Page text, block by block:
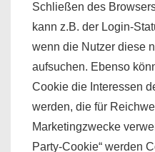
Schließen des
kann z.B. der Login-
wenn die Nutzer diese
aufsuchen. Ebenso
Cookie die Interessen
werden, die für
Marketingzwecke
Party-Cookie“ werden